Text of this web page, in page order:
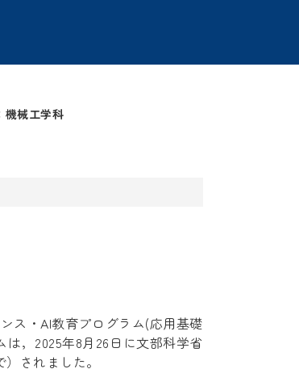
機械工学科
ス・AI教育プログラム(応用基礎
，2025年8月26日に文部科学省
されました。